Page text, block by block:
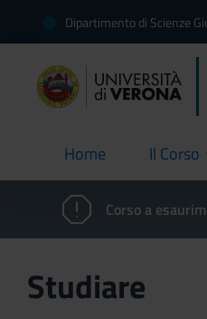
Dipartimento di Scienze
Home
current Il Corso
Corso a
Studiare